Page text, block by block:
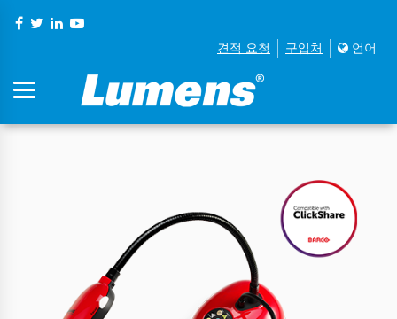
견적 요청 구입처 언어